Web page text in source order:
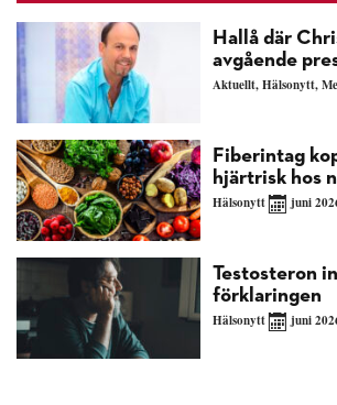
Hallå där
avgående
Aktuellt,Hälsonytt,
Fiberintag
hjärtrisk hos
Hälsonytt juni
Testosteron
förklaringen
Hälsonytt juni